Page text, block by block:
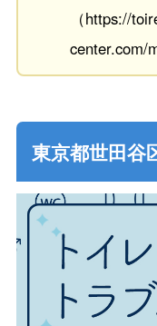
（https://
center.com/
東京都世田